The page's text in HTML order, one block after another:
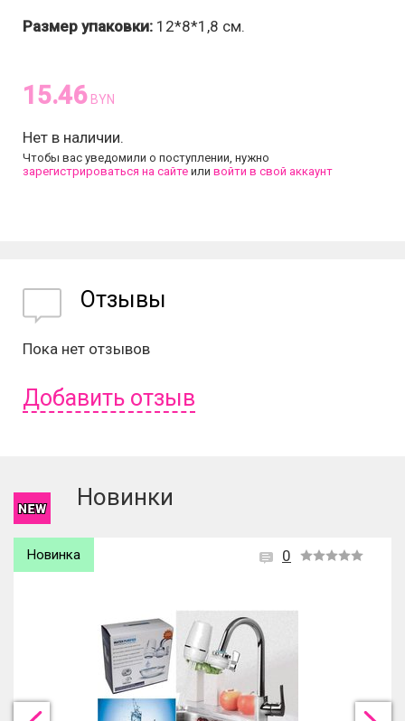
Размер упаковки: 12*8*1,8 см.
15.46 BYN
Нет в наличии.
Чтобы вас уведомили о поступлении, нужно
зарегистрироваться на сайте или войти в свой аккаунт
Отзывы
Пока нет отзывов
Добавить отзыв
Новинки
0
Новинка